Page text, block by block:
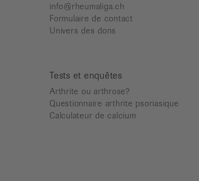
info@rheumaliga.ch
Formulaire de contact
Univers des dons
Tests et enquêtes
Arthrite ou arthrose?
Questionnaire arthrite psoriasique
Calculateur de calcium